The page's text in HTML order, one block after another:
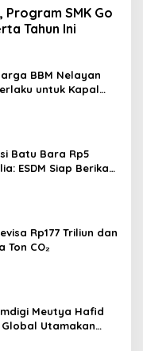
Program SMK Go
Tahun Ini
BBM Nelayan
untuk Kapal
Batu Bara Rp5
ESDM Siap Berikan
Rp177 Triliun dan
Ton CO₂
Meutya Hafid
Utamakan